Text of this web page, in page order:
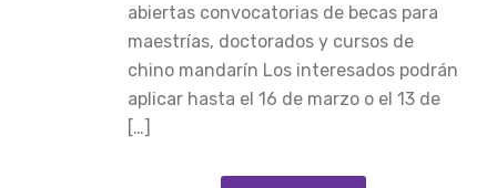
abiertas convocatorias de becas para
maestrías, doctorados y cursos de
chino mandarín Los interesados podrán
aplicar hasta el 16 de marzo o el 13 de
[…]